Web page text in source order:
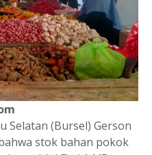
Selatan (Bursel) Gerson
stok bahan pokok